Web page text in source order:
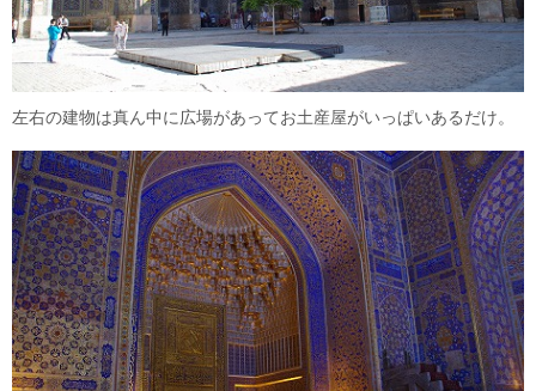
左右の建物は真ん中に広場があってお土産屋がいっぱいあるだけ。